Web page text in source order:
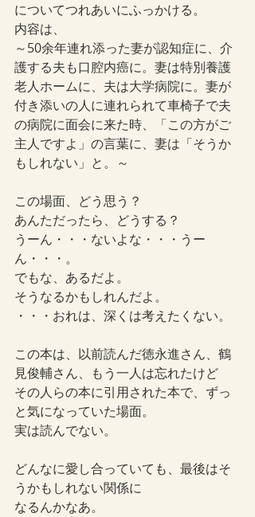
についてつれあいにふっかける。
内容は、
～50余年連れ添った妻が認知症に、介
護する夫も口腔内癌に。妻は特別養護
老人ホームに、夫は大学病院に。妻が
付き添いの人に連れられて車椅子で夫
の病院に面会に来た時、「この方がご
主人ですよ」の言葉に、妻は「そうか
もしれない」と。～
この場面、どう思う？
あんただったら、どうする？
うーん・・・ないよな・・・うー
ん・・・。
でもな、あるだよ。
そうなるかもしれんだよ。
・・・おれは、深くは考えたくない。
この本は、以前読んだ徳永進さん、鶴
見俊輔さん、もう一人は忘れたけど
その人らの本に引用された本で、ずっ
と気になっていた場面。
実は読んでない。
どんなに愛し合っていても、最後はそ
うかもしれない関係に
なるんかなあ。